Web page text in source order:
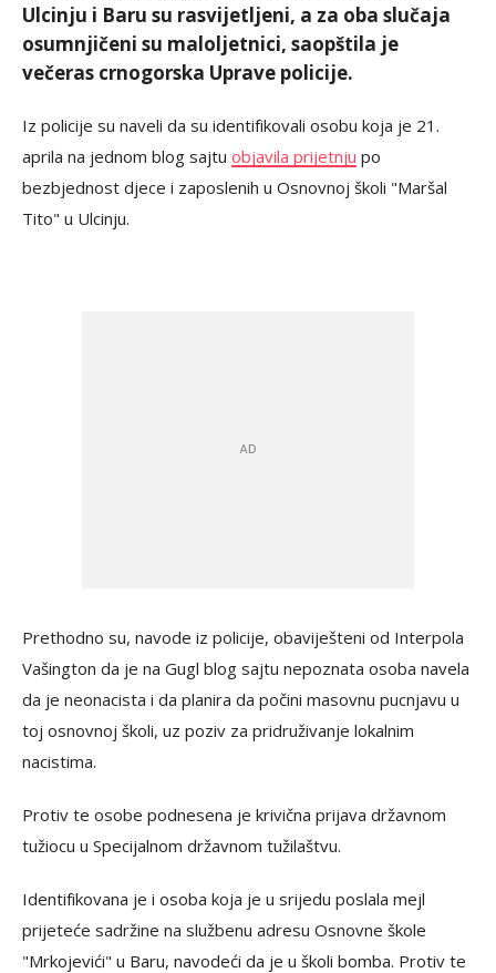
Ulcinju i Baru su rasvijetljeni, a za oba slučaja
osumnjičeni su maloljetnici, saopštila je
večeras crnogorska Uprave policije.
Iz policije su naveli da su identifikovali osobu koja je 21.
aprila na jednom blog sajtu objavila prijetnju po
bezbjednost djece i zaposlenih u Osnovnoj školi "Maršal
Tito" u Ulcinju.
Prethodno su, navode iz policije, obaviješteni od Interpola
Vašington da je na Gugl blog sajtu nepoznata osoba navela
da je neonacista i da planira da počini masovnu pucnjavu u
toj osnovnoj školi, uz poziv za pridruživanje lokalnim
nacistima.
Protiv te osobe podnesena je krivična prijava državnom
tužiocu u Specijalnom državnom tužilaštvu.
Identifikovana je i osoba koja je u srijedu poslala mejl
prijeteće sadržine na službenu adresu Osnovne škole
"Mrkojevići" u Baru, navodeći da je u školi bomba. Protiv te